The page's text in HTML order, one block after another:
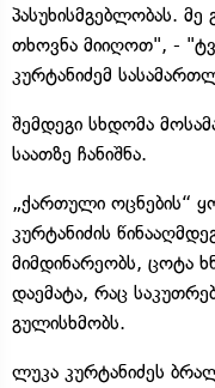
პასუხისმგებლობას.
თხოვნა მიიღოთ", -
კურტანიძემ
შემდეგი სხდომა
საათზე ჩანიშნა.
„ქართული ოცნების“
კურტანიძის
მიმდინარეობს, ცოტა
დაემატა, რაც
გულისხმობს.
ლუკა კურტანიძეს